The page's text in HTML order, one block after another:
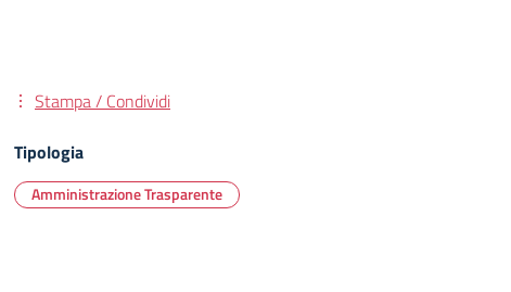
Stampa / Condividi
Tipologia
Amministrazione Trasparente